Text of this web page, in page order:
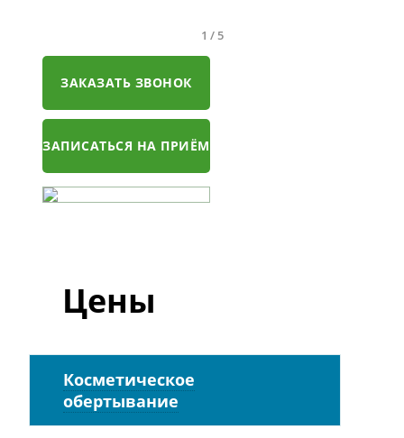
1 / 5
ЗАКАЗАТЬ ЗВОНОК
ЗАПИСАТЬСЯ НА ПРИЁМ
Цены
Косметическое
обертывание